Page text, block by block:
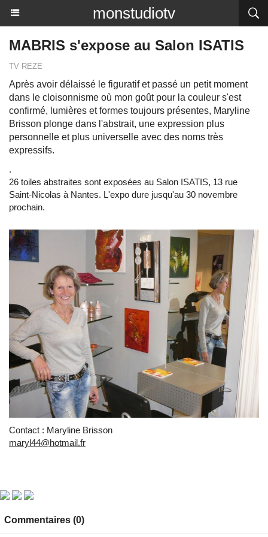
monstudiotv
MABRIS s'expose au Salon ISATIS
TV REZE
Après avoir délaissé le figuratif et passé un petit moment
dans le cloisonnisme où mon goût pour la couleur s'est
confirmé, lumières et formes toujours présentes, Maryline
Brisson plonge dans l'abstrait, une expression plus
personnelle et plus universelle avec des noms très
expressifs.
.
26 toiles abstraites sont exposées au Salon ISATIS, 13 rue
Saint-Nicolas à Nantes. L'expo dure jusqu'au 30 novembre
prochain.
Contact : Maryline Brisson
maryl44@hotmail.fr
Commentaires (0)